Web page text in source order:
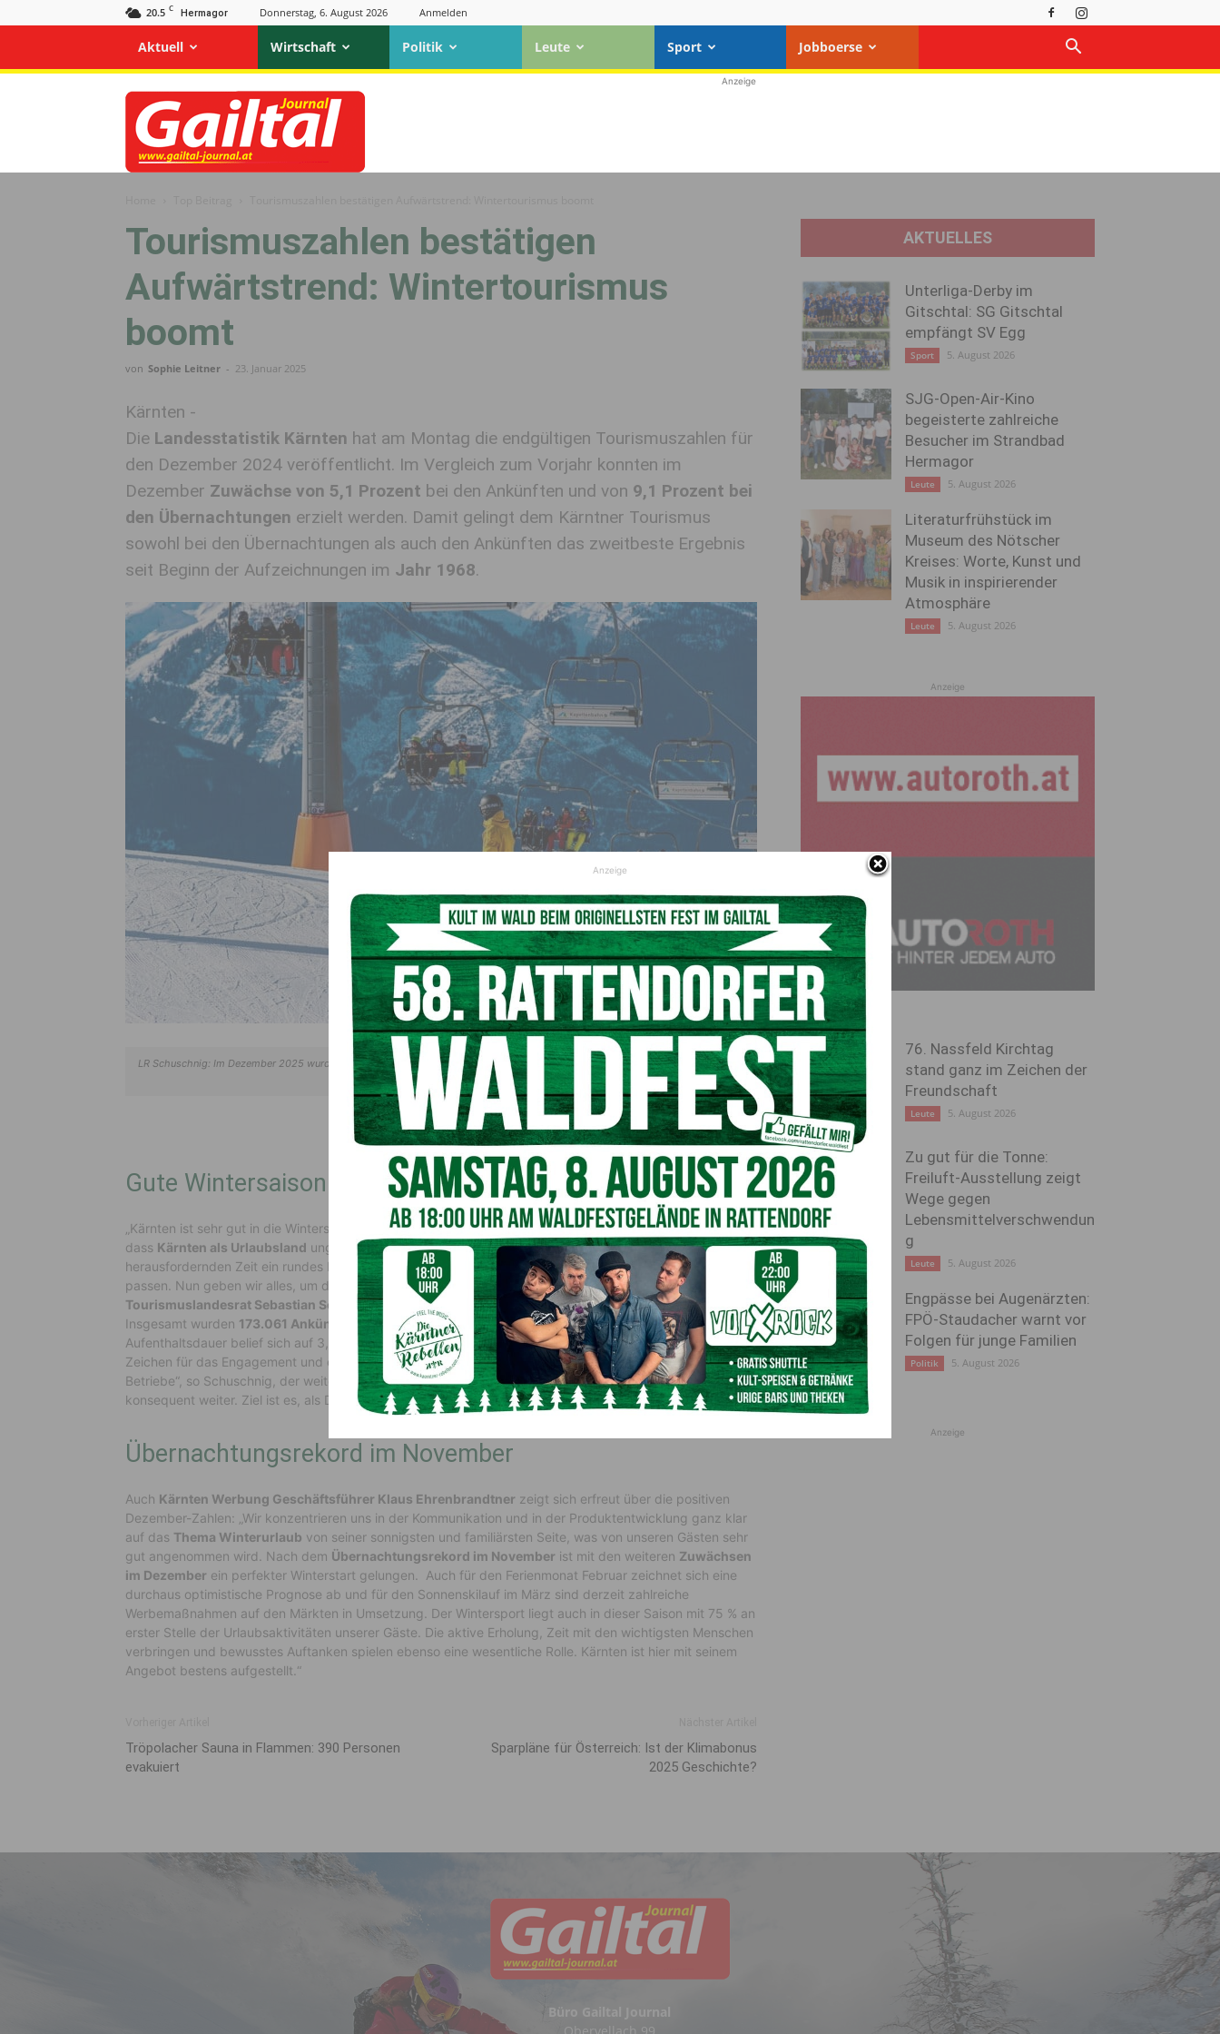
20.5 C Hermagor Donnerstag, 6. August 2026 Anmelden
Aktuell Wirtschaft Politik Leute Sport Jobboerse
Gailtal
Journal
Anzeige
Tourismuszahlen bestätigen
Aufwärtstrend: Wintertourismus
boomt
von Sophie Leitner - 23. Januar 2025
Kärnten -
Die Landesstatistik Kärnten hat am Montag die endgültigen Tourismuszahlen für
den Dezember 2024 veröffentlicht. Im Vergleich zum Vorjahr konnten im
Dezember Zuwächse von 5,1 Prozent bei den Ankünften und von 9,1 Prozent bei
den Übernachtungen erzielt werden. Damit gelingt dem Kärntner Tourismus
sowohl bei den Übernachtungen als auch den Ankünften das zweitbeste Ergebnis
seit Beginn der Aufzeichnungen im Jahr 1968.
LR Schuschnig: Im Dezember 2025 wurden Zuwächse von 5,1 Prozent bei den Ankünften und 9,1 Prozent bei den Übernachtungen
erreicht.
© Pixabay Symbolfoto
Gute Wintersaison für Kärnten
„Kärnten ist sehr gut in die Wintersaison gestartet. Dieses positive Signal gibt uns Rückenwind und zeigt,
dass Kärnten als Urlaubsland ungebrochenattraktivist. Unsere Betriebe haben in einer
herausfordernden Zeit ein rundes Paket für das Wintererlebnis anzubieten, wo die Qualität und der Preis
passen. Nun geben wir alles, um diesen positiven Trend bis ins Frühjahr zu halten“, so
Tourismuslandesrat Sebastian Schuschnig
nach Bekanntwerden des Dezember-Ergebnisses 2025.
Insgesamt wurden 173.061 Ankünfte und 604.783 Übernachtungenerreicht. Die durchschnittliche
Aufenthaltsdauer belief sich auf 3,5 Nächtigungen. „Dieser Aufwärtstrend ist aber vor allem auch ein
Zeichen für das Engagement und den Einsatz aller Tourismusverantwortlichen sowie unserer starken
Betriebe“, so Schuschnig, der weiter festhält: „Wir gehen den bereits eingeschlagenen Reformweg
konsequent weiter. Ziel ist es, als Destination ganzjährig möglichst attraktiv zu sein.”
Übernachtungsrekord im November
Auch Kärnten Werbung Geschäftsführer Klaus Ehrenbrandtner zeigt sich erfreut über die positiven
Dezember-Zahlen: „Wir konzentrieren uns in der Kommunikation und in der Produktentwicklung ganz klar
auf das Thema Winterurlaub von seiner sonnigsten und familiärsten Seite, was von unseren Gästen sehr
gut angenommen wird. Nach dem Übernachtungsrekord im November ist mit den weiteren Zuwächsen
im Dezember ein perfekter Winterstart gelungen. Auch für den Ferienmonat Februar zeichnet sich eine
durchaus optimistische Prognose ab und für den Sonnenskilauf im März sind derzeit zahlreiche
Werbemaßnahmen auf den Märkten in Umsetzung. Der Wintersport liegt auch in dieser Saison mit 75 % an
erster Stelle der Urlaubsaktivitäten unserer Gäste. Die aktive Erholung, Zeit mit den wichtigsten Menschen
verbringen und bewusstes Auftanken spielen ebenso eine wesentliche Rolle. Kärnten ist hier mit seinem
Angebot bestens aufgestellt.“
Tröpolacher Sauna in Flammen: 390 Personen
evakuiert
Sparpläne für Österreich: Ist der Klimabonus
2025 Geschichte?
AKTUELLES
Unterliga-Derby im
Gitschtal: SG Gitschtal
empfängt SV Egg
Sport 5. August 2026
SJG-Open-Air-Kino
begeisterte zahlreiche
Besucher im Strandbad
Hermagor
Leute 5. August 2026
Literaturfrühstück im
Museum des Nötscher
Kreises: Worte, Kunst und
Musik in inspirierender
Atmosphäre
Leute 5. August 2026
Anzeige
76. Nassfeld Kirchtag
stand ganz im Zeichen der
Freundschaft
Leute 5. August 2026
Zu gut für die Tonne:
Freiluft-Ausstellung zeigt
Wege gegen
Lebensmittelverschwendun
g
Leute 5. August 2026
Engpässe bei Augenärzten:
FPÖ-Staudacher warnt vor
Folgen für junge Familien
Politik 5. August 2026
Anzeige
Büro Gailtal Journal
Anzeige